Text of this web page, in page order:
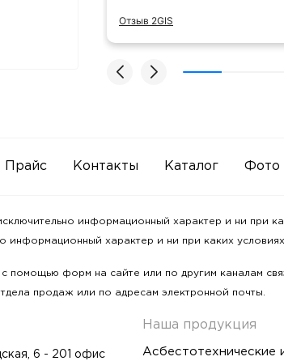
Отзыв 2GIS
Прайс Контакты Каталог Фото
информационный характер и ни при
информационный характер и ни при каких
с помощью форм на сайте или по другим каналам
продаж или по адресам электронной почты.
6 - 201 офис
Наша продукция
Асбестотехнические